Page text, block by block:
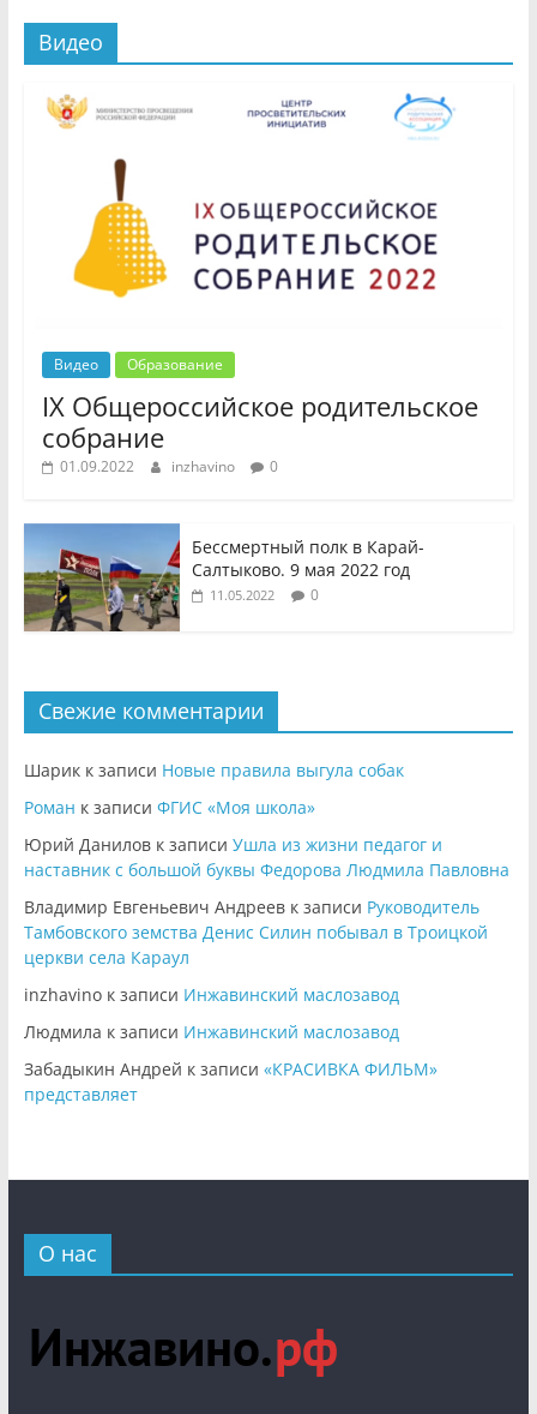
Видео
Видео Образование
IX Общероссийское родительское
собрание
01.09.2022 inzhavino 0
Бессмертный полк в Карай-
Салтыково. 9 мая 2022 год
11.05.2022 0
Свежие комментарии
Шарикк записи Новые правила выгула собак
Роман к записи ФГИС «Моя школа»
Юрий Даниловк записи Ушла из жизни педагог и
наставник с большой буквы Федорова Людмила Павловна
Владимир Евгеньевич Андреевк записи Руководитель
Тамбовского земства Денис Силин побывал в Троицкой
церкви села Караул
inzhavinoк записи Инжавинский маслозавод
Людмила к записи Инжавинский маслозавод
Забадыкин Андрей к записи «КРАСИВКА ФИЛЬМ»
представляет
О нас